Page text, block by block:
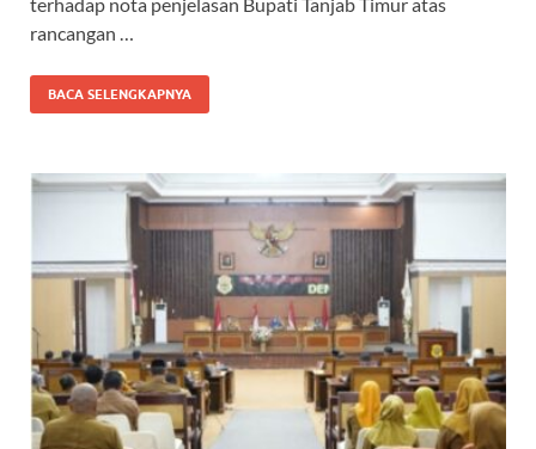
o p
m
rancangan …
BACA SELENGKAPNYA